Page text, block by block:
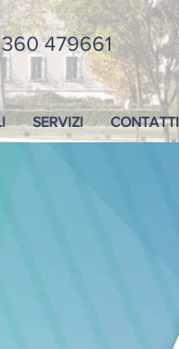
479661
SERVIZI CONTATTI